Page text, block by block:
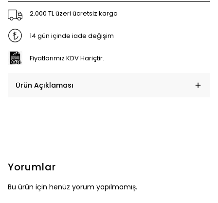
2.000 TL üzeri ücretsiz kargo
14 gün içinde iade değişim
Fiyatlarımız KDV Hariçtir.
Ürün Açıklaması
Yorumlar
Bu ürün için henüz yorum yapılmamış.